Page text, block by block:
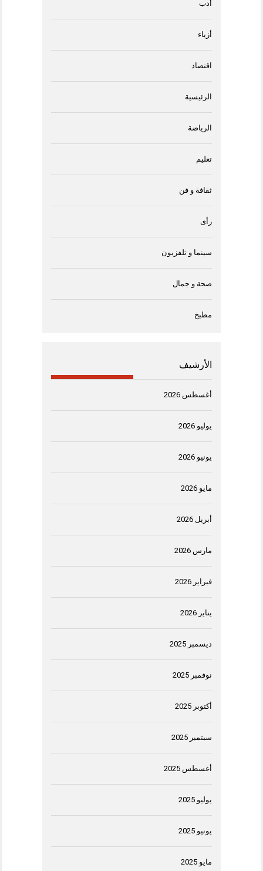
أدب
أزياء
اقتصاد
الرئيسية
الرياضة
تعليم
ثقافة و فن
رأى
سينما و تلفزيون
صحة و جمال
مطبخ
الأرشيف
أغسطس 2026
يوليو 2026
يونيو 2026
مايو 2026
أبريل 2026
مارس 2026
فبراير 2026
يناير 2026
ديسمبر 2025
نوفمبر 2025
أكتوبر 2025
سبتمبر 2025
أغسطس 2025
يوليو 2025
يونيو 2025
مايو 2025